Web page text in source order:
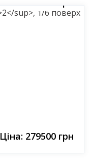
Ціна: 279500 грн